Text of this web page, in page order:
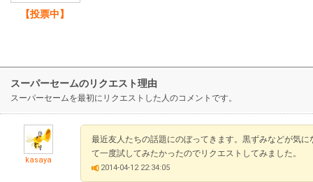
【投票中】
スーパーセームのリクエスト理由
スーパーセームを最初にリクエストした人のコメントです。
kasaya
最近友人たちの話題にのぼってきます。黒ずみなどが気
て一度試してみたかったのでリクエストしてみました。
2014-04-12 22:34:05